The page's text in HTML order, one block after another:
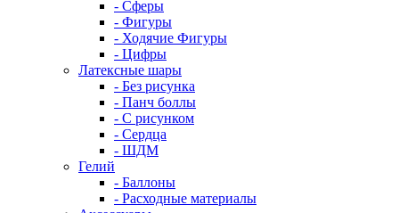
- Сферы
- Фигуры
- Ходячие Фигуры
- Цифры
Латексные шары
- Без рисунка
- Панч боллы
- С рисунком
- Сердца
- ШДМ
Гелий
- Баллоны
- Расходные материалы